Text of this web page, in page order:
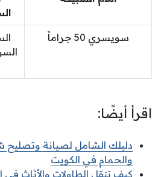
سويسري 50 جراماً
اقرأ أيضًا:
دليلك الشامل لصيانة
والحمام في الكويت
كيف تنقل الطاولات والأثاث في